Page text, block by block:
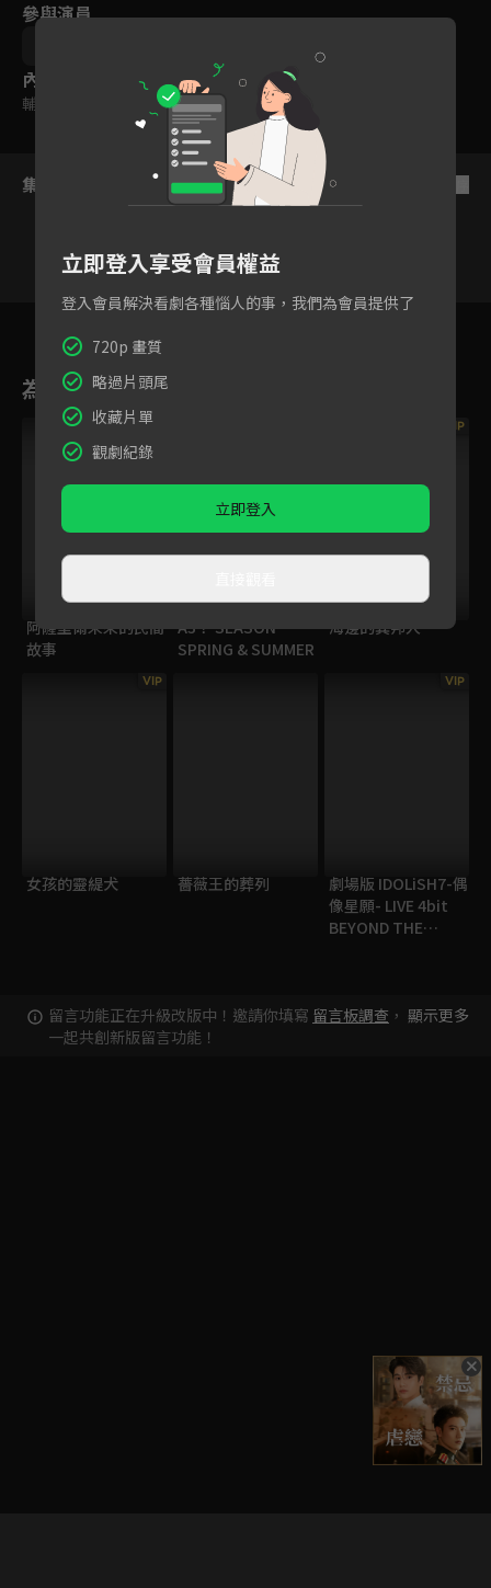
參與演員
內容標籤
輔導十二歲級
集數列表
為您推薦
阿薩里爾未來的民間
故事
A3！ SEASON
SPRING & SUMMER
VIP
海邊的異邦人
VIP
女孩的靈緹犬 薔薇王的葬列
VIP
劇場版 IDOLiSH7-偶
像星願- LIVE 4bit
BEYOND THE
留言功能正在升級改版中！邀請你填寫 留言板調查 ，
一起共創新版留言功能！
顯示更多
立即登入享受會員權益
登入會員解決看劇各種惱人的事，我們為會員提供了
720p 畫質
略過片頭尾
收藏片單
觀劇紀錄
立即登入